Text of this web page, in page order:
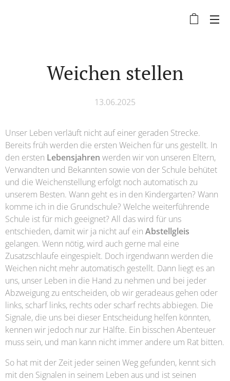
Weichen stellen
13.06.2025
Unser Leben verläuft nicht auf einer geraden Strecke.
Bereits früh werden die ersten Weichen für uns gestellt. In
den ersten Lebensjahren werden wir von unseren Eltern,
Verwandten und Bekannten sowie von der Schule behütet
und die Weichenstellung erfolgt noch automatisch zu
unserem Besten. Wann geht es in den Kindergarten? Wann
komme ich in die Grundschule? Welche weiterführende
Schule ist für mich geeignet? All das wird für uns
entschieden, damit wir ja nicht auf ein Abstellgleis
gelangen. Wenn nötig, wird auch gerne mal eine
Zusatzschlaufe eingespielt. Doch irgendwann werden die
Weichen nicht mehr automatisch gestellt. Dann liegt es an
uns, unser Leben in die Hand zu nehmen und bei jeder
Abzweigung zu entscheiden, ob wir geradeaus gehen oder
links, scharf links, rechts oder scharf rechts abbiegen. Die
Signale, die uns bei dieser Entscheidung helfen könnten,
kennen wir jedoch nur zur Hälfte. Ein bisschen Abenteuer
muss sein, und man kann nicht immer andere um Rat bitten.
So hat mit der Zeit jeder seinen Weg gefunden, kennt sich
mit den Signalen in seinem Leben aus und ist seinen